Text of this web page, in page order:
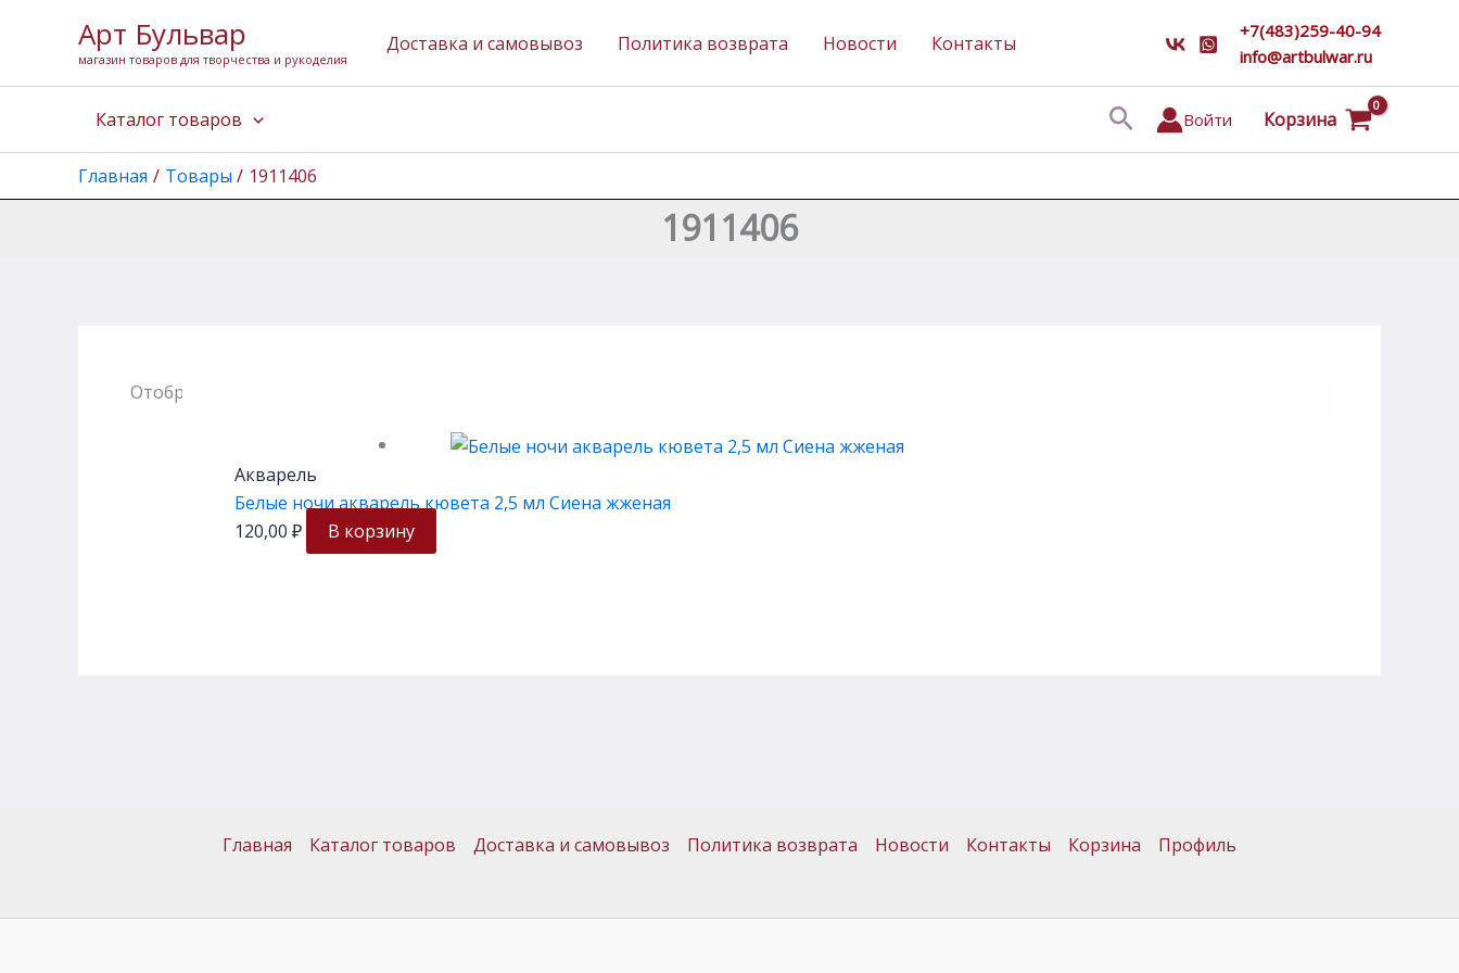
содержимому
Арт Бульвар
магазин товаров для творчества и рукоделия
Доставка и самовывоз Политика возврата Новости Контакты
+7(483)259-40-94
info@artbulwar.ru
Каталог товаров ПоискВойти Корзина
Главная Товары 1911406
1911406
Отображение единственного товара
Акварель
Белые ночи акварель кювета 2,5 мл Сиена жженая
120,00 ₽ В корзину
Главная Каталог товаров Доставка и самовывоз Политика возврата Новости Контакты Корзина Профиль